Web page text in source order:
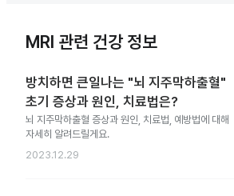
MRI 관련 건강 정보
방치하면 큰일나는 "뇌 지주막하출혈"
초기 증상과 원인, 치료법은?
뇌 지주막하출혈 증상과 원인, 치료법, 예방법에 대해
자세히 알려드릴게요.
2023.12.29